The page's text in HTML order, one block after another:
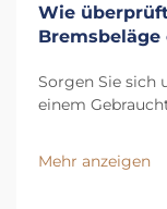
Wie
Bremsbeläge
Sorgen Sie sich
einem
erkennen. Holen
Mehr anzeigen